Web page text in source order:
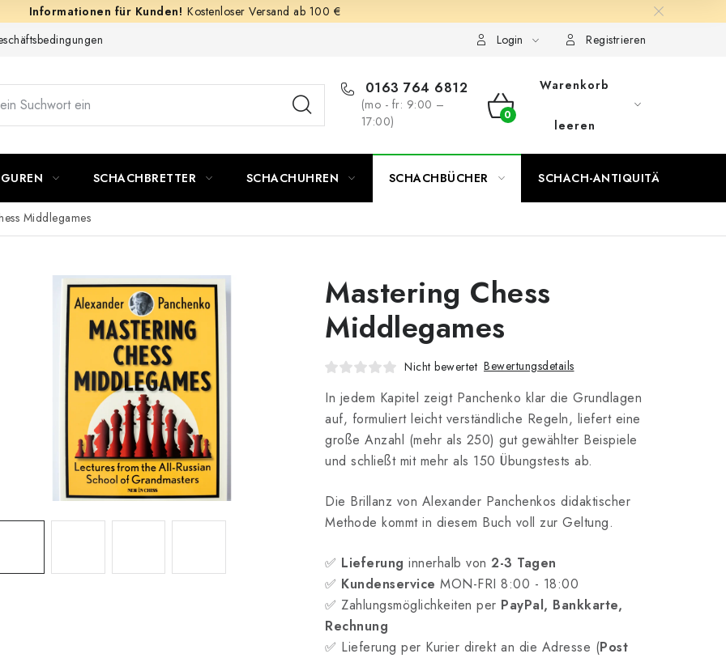
Kostenloser Versand ab 100 €
Login Registrieren
0163 764 6812
(mo - fr: 9:00 –
17:00)
WARENKORB
Warenkorb
leeren
SCHACHBRETTER SCHACHUHREN SCHACHBÜCHER SCHACH-ANTIQUITÄTENLADEN
Middlegames
Mastering Chess
Middlegames
Nicht bewertet Bewertungsdetails
In jedem Kapitel zeigt Panchenko klar die Grundlagen
auf, formuliert leicht verständliche Regeln, liefert eine
große Anzahl (mehr als 250) gut gewählter Beispiele
und schließt mit mehr als 150 Übungstests ab.
Die Brillanz von Alexander Panchenkos didaktischer
Methode kommt in diesem Buch voll zur Geltung.
✅ Lieferung innerhalb von 2-3 Tagen
✅ Kundenservice MON-FRI 8:00 - 18:00
✅ Zahlungsmöglichkeiten per PayPal, Bankkarte,
Rechnung
✅ Lieferung per Kurier direkt an die Adresse (Post